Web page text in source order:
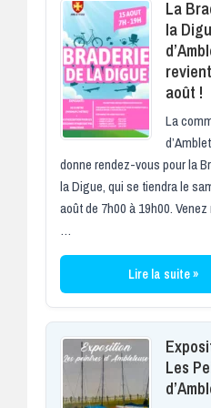
La
la
août !
La
donne rendez-vous pour la
la Digue, qui se tiendra le
août de 7h00 à 19h00.
…
Lire la suite »
Les